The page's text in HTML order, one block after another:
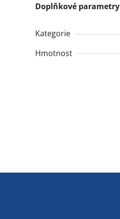
Doplňkové parametry
Kategorie
Hmotnost